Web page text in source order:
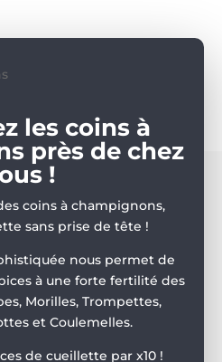
les coins à
près de chez
!
coins à champignons,
sans prise de tête !
nous permet de
à une forte fertilité des
Morilles, Trompettes,
et Coulemelles.
de cueillette par x10 !